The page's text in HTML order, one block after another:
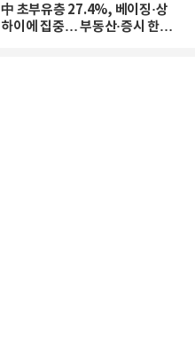
中 초부유층 27.4%, 베이징·상
하이에 집중… 부동산·증시 한파